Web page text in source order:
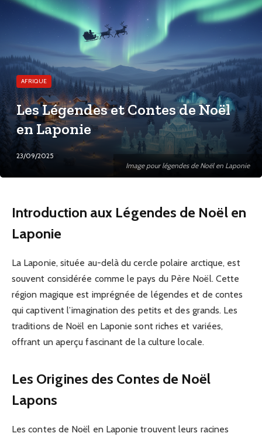
Image pour légendes de Noël en Laponie
AFRIQUE
Les Légendes et Contes de Noël
en Laponie
23/09/2025
Introduction aux Légendes de Noël en
Laponie
La Laponie, située au-delà du cercle polaire arctique, est
souvent considérée comme le pays du Père Noël. Cette
région magique est imprégnée de légendes et de contes
qui captivent l’imagination des petits et des grands. Les
traditions de Noël en Laponie sont riches et variées,
offrant un aperçu fascinant de la culture locale.
Les Origines des Contes de Noël
Lapons
Les contes de Noël en Laponie trouvent leurs racines